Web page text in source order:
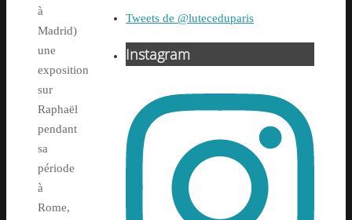
à
Madrid)
une
exposition
sur
Raphaël
pendant
sa
période
à
Rome,
Tweets de @luteceduparis
Instagram